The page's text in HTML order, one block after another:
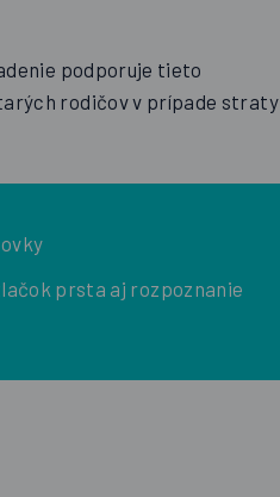
podporuje tieto
rodičov v prípade straty
prsta aj rozpoznanie